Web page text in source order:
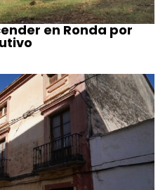
en Ronda por